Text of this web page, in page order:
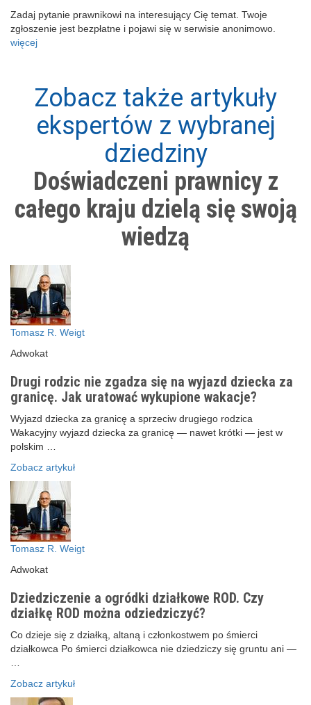
Zadaj pytanie prawnikowi na interesujący Cię temat. Twoje
zgłoszenie jest bezpłatne i pojawi się w serwisie anonimowo.
więcej
Zobacz także artykuły
ekspertów z wybranej
dziedziny
Doświadczeni prawnicy z
całego kraju dzielą się swoją
wiedzą
Tomasz R. Weigt
Adwokat
Drugi rodzic nie zgadza się na wyjazd dziecka za
granicę. Jak uratować wykupione wakacje?
Wyjazd dziecka za granicę a sprzeciw drugiego rodzica
Wakacyjny wyjazd dziecka za granicę — nawet krótki — jest w
polskim …
Zobacz artykuł
Tomasz R. Weigt
Adwokat
Dziedziczenie a ogródki działkowe ROD. Czy
działkę ROD można odziedziczyć?
Co dzieje się z działką, altaną i członkostwem po śmierci
działkowca Po śmierci działkowca nie dziedziczy się gruntu ani —
…
Zobacz artykuł